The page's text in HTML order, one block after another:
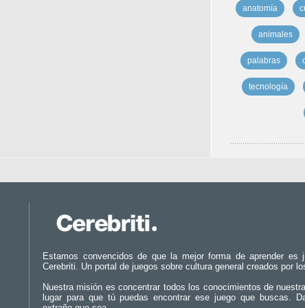
anatomía
animales
palabras
tecnología
Estamos convencidos de que la mejor forma de aprender es
Cerebriti. Un portal de juegos sobre cultura general creados por
Nuestra misión es concentrar todos los conocimientos de
lugar para que tú puedas encontrar ese juego que buscas.